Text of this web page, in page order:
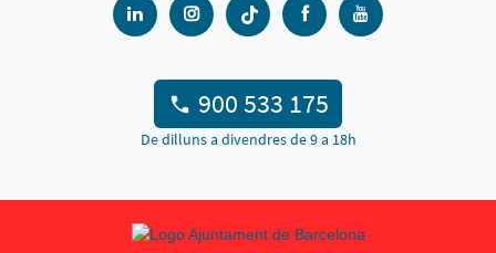
900 533 175
De dilluns a divendres de 9 a 18h